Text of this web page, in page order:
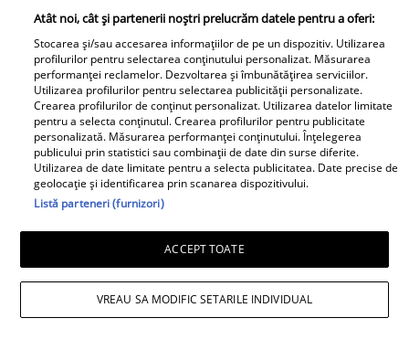
Atât noi, cât și partenerii noștri prelucrăm datele pentru a oferi:
Stocarea și/sau accesarea informațiilor de pe un dispozitiv. Utilizarea
profilurilor pentru selectarea conținutului personalizat. Măsurarea
performanței reclamelor. Dezvoltarea și îmbunătățirea serviciilor.
Utilizarea profilurilor pentru selectarea publicității personalizate.
Crearea profilurilor de conținut personalizat. Utilizarea datelor limitate
pentru a selecta conținutul. Crearea profilurilor pentru publicitate
personalizată. Măsurarea performanței conținutului. Înțelegerea
publicului prin statistici sau combinații de date din surse diferite.
Utilizarea de date limitate pentru a selecta publicitatea. Date precise de
geolocație și identificarea prin scanarea dispozitivului.
Listă parteneri (furnizori)
ACCEPT TOATE
VREAU SA MODIFIC SETARILE INDIVIDUAL